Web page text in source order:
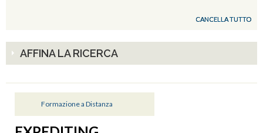
CANCELLA TUTTO
AFFINA LA RICERCA
Formazione a Distanza